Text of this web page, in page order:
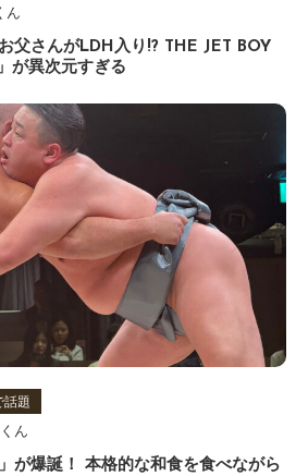
ん
父さんがLDH入り!? THE JET BOY
が異次元すぎる
話題
ん
が爆誕！ 本格的な和食を食べながら